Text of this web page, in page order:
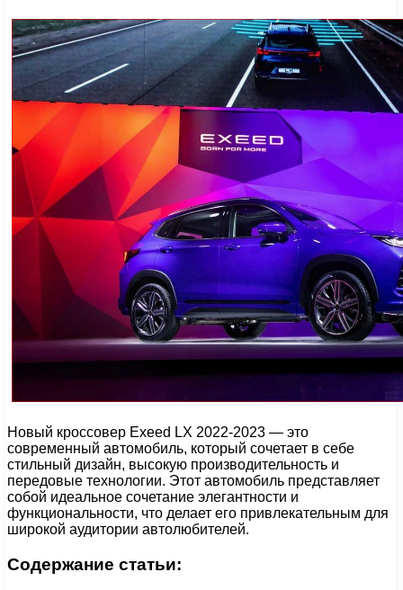
Новый кроссовер Exeed LX 2022-2023 — это
современный автомобиль, который сочетает в себе
стильный дизайн, высокую производительность и
передовые технологии. Этот автомобиль представляет
собой идеальное сочетание элегантности и
функциональности, что делает его привлекательным для
широкой аудитории автолюбителей.
Содержание статьи: